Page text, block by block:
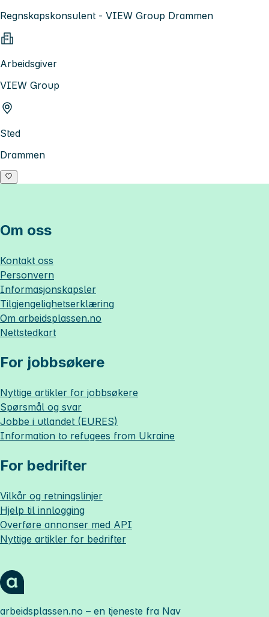
Regnskapskonsulent - VIEW Group Drammen
Arbeidsgiver
VIEW Group
Sted
Drammen
Om oss
Kontakt oss
Personvern
Informasjonskapsler
Tilgjengelighetserklæring
Om arbeidsplassen.no
Nettstedkart
For jobbsøkere
Nyttige artikler for jobbsøkere
Spørsmål og svar
Jobbe i utlandet (EURES)
Information to refugees from Ukraine
For bedrifter
Vilkår og retningslinjer
Hjelp til innlogging
Overføre annonser med API
Nyttige artikler for bedrifter
arbeidsplassen.no – en tjeneste fra Nav